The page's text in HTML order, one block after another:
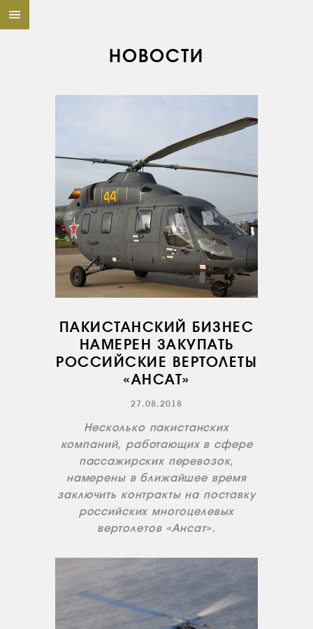
НОВОСТИ
ПАКИСТАНСКИЙ БИЗНЕС
НАМЕРЕН ЗАКУПАТЬ
РОССИЙСКИЕ ВЕРТОЛЕТЫ
«АНСАТ»
27.08.2018
Несколько пакистанских
компаний, работающих в сфере
пассажирских перевозок,
намерены в ближайшее время
заключить контракты на поставку
российских многоцелевых
вертолетов «Ансат».